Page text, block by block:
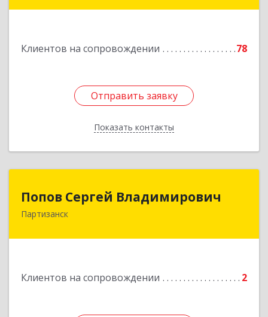
Клиентов на сопровождении 78
Отправить заявку
Показать контакты
Отправить заявку
Назад
Попов Сергей Владимирович
Партизанск
Клиентов на сопровождении 2
Попов Сергей Владимирович
692922, Приморский край, г. Находка, ул.